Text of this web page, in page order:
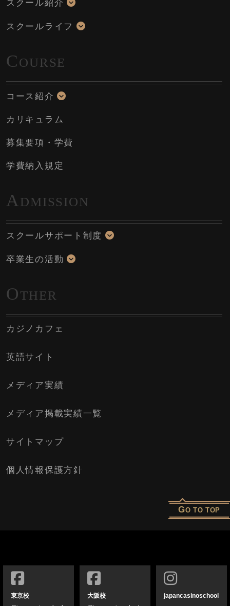
スクール紹介
スクールライフ
COURSE
コース紹介
カリキュラム
募集要項・学費
学費納入規定
A DMISSION
スクールサポート制度
卒業生の活動
OTHER
カジノカフェ
英語サイト
メディア実績
メディア掲載実績一覧
サイトマップ
個人情報保護方針
GO TO TOP
東京校 大阪校 japancasinoschool